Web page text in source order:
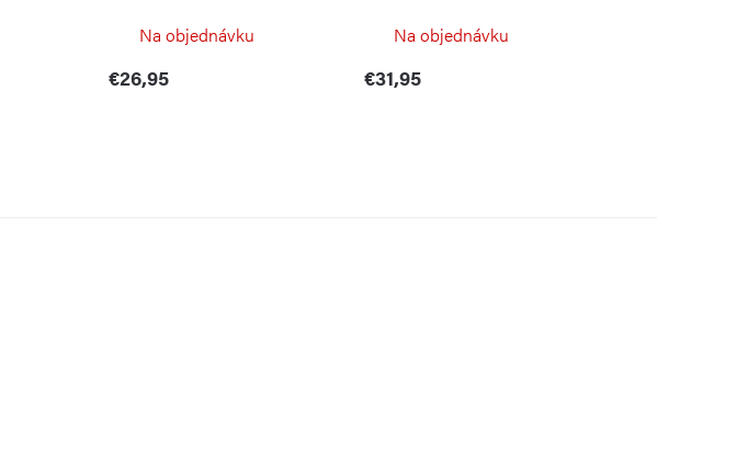
Na objednávku
€26,95
Na objednávku
€31,95